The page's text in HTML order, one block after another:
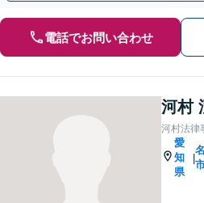
電話でお問い合わせ
河村
河村法律
愛
知
県
|